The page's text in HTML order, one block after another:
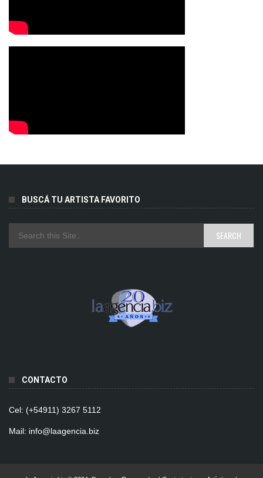
BUSCÁ TU ARTISTA FAVORITO
CONTACTO
Cel: (+54911) 3267 5112
Mail: info@laagencia.biz